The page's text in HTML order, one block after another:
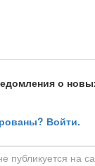
о
Войти.